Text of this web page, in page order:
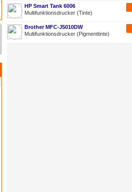
HP Smart Tank 6006
Multifunktionsdrucker (Tinte)
Brother MFC-J5010DW
Multifunktionsdrucker (Pigmenttinte)